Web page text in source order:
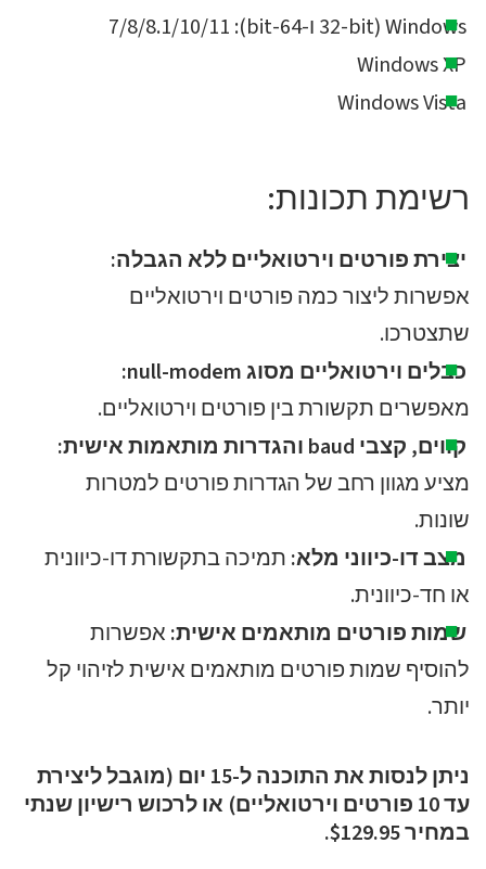
רשימת תכונות:
יצירת פורטים וירטואליים ללא הגבלה:
אפשרות ליצור כמה פורטים וירטואליים
שתצטרכו.
כבלים וירטואליים מסוג null-modem:
מאפשרים תקשורת בין פורטים וירטואליים.
קווים, קצבי baud והגדרות מותאמות אישית:
מציע מגוון רחב של הגדרות פורטים למטרות
שונות.
מצב דו-כיווני מלא: תמיכה בתקשורת דו-כיוונית
או חד-כיוונית.
שמות פורטים מותאמים אישית: אפשרות
להוסיף שמות פורטים מותאמים אישית לזיהוי קל
יותר.
ניתן לנסות את התוכנה ל-15 יום (מוגבל ליצירת
עד 10 פורטים וירטואליים) או לרכוש רישיון שנתי
במחיר $129.95.